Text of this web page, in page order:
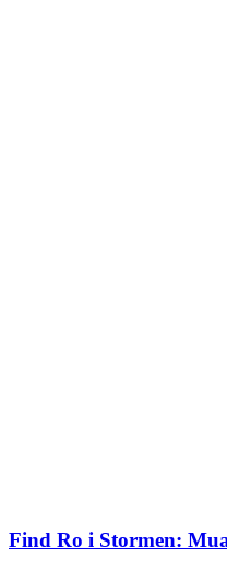
Find Ro i Stormen: